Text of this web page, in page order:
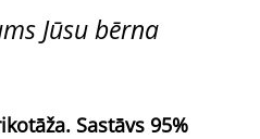
Jūsu bērna
Sastāvs 95%